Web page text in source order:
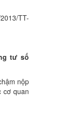
TT-
tư số
nộp
cơ quan